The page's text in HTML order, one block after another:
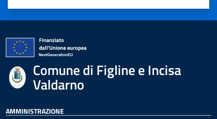
Valuta 5 stelle su 5
Valuta 4 stelle su 5
Valuta 3 stelle su 5
Valuta 2 stelle su 5
Valuta 1 stelle su 5
Comune di Figline e Incisa
Valdarno
AMMINISTRAZIONE